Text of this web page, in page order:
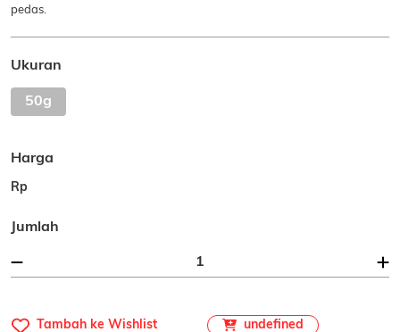
pedas.
Ukuran
50g
Harga
Rp
Jumlah
Tambah ke Wishlist undefined